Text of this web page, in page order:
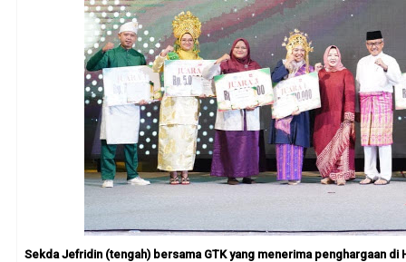
Sekda Jefridin (tengah) bersama GTK yang menerima penghargaan